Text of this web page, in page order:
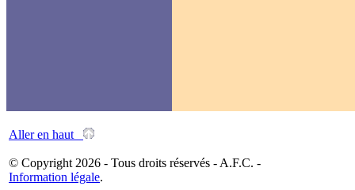
Aller en haut
© Copyright 2026 - Tous droits réservés - A.F.C. -
Information légale.